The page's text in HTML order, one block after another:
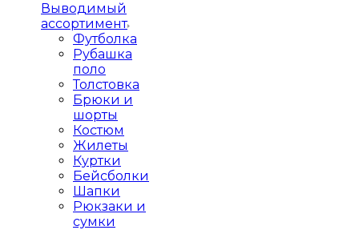
Выводимый
ассортимент
Футболка
Рубашка
поло
Толстовка
Брюки и
шорты
Костюм
Жилеты
Куртки
Бейсболки
Шапки
Рюкзаки и
сумки